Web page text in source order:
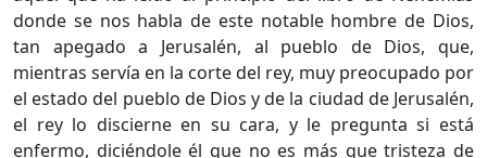
donde se nos habla de este notable hombre de Dios,
tan apegado a Jerusalén, al pueblo de Dios, que,
mientras servía en la corte del rey, muy preocupado por
el estado del pueblo de Dios y de la ciudad de Jerusalén,
el rey lo discierne en su cara, y le pregunta si está
enfermo, diciéndole él que no es más que tristeza de